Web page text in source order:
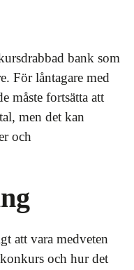
bank som
För låntagare med
måste fortsätta att
men det kan
och
att vara medveten
och hur det